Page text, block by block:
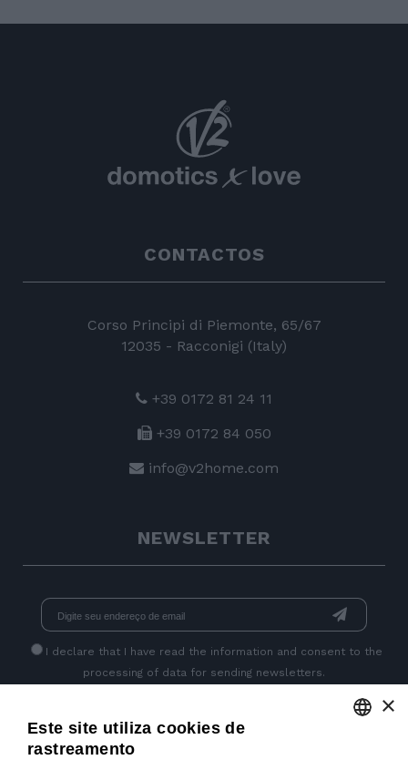
CONTACTOS
Corso Principi di Piemonte, 65/67
12035 - Racconigi (Italy)
+39 0172 81 24 11
+39 0172 84 050
info@v2home.com
NEWSLETTER
I declare that I have read the information and consent to the
processing of data for sending newsletters.
×
Este site utiliza cookies de
rastreamento